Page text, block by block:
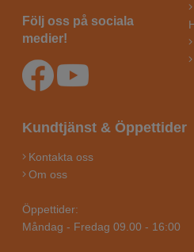
Följ oss på sociala
medier!
Kundtjänst & Öppettider
Kontakta oss
Om oss
Öppettider:
Måndag - Fredag 09.00 - 16:00